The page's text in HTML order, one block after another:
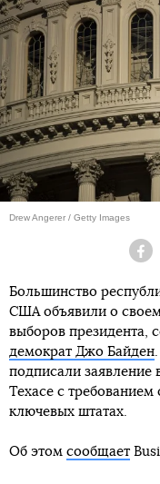
Drew Angerer / Getty Images
Большинство
США объявили о своем
выборов президента,
демократ Джо Байден
подписали заявление
Техасе с требованием
ключевых штатах.
Об этом сообщает